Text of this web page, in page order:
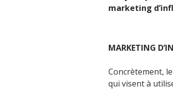
marketing
MARKETING
Concrètement,
qui visent à